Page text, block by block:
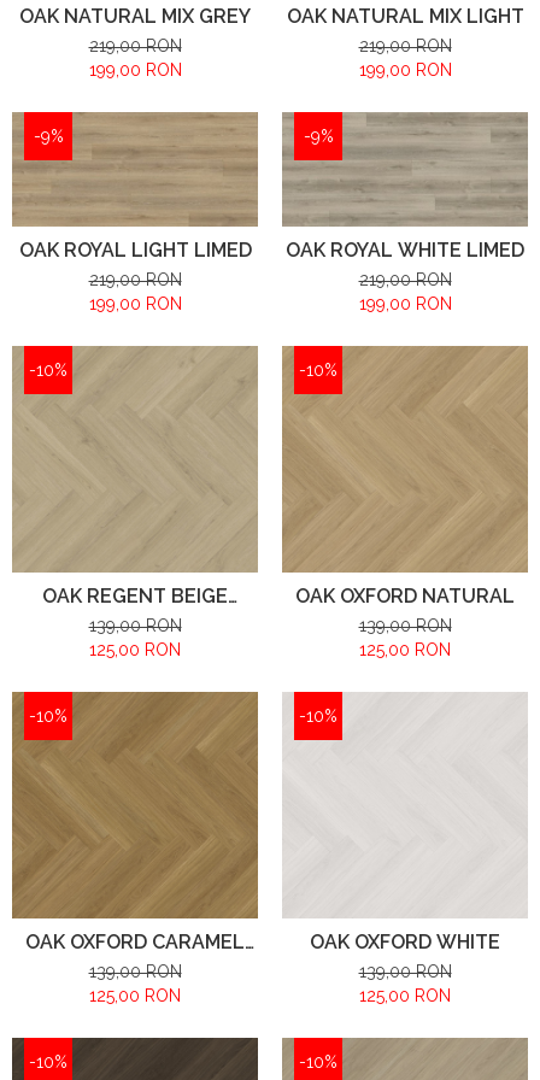
OAK NATURAL MIX GREY
219,00 RON
199,00 RON
OAK NATURAL MIX LIGHT
219,00 RON
199,00 RON
-9%
OAK ROYAL LIGHT LIMED
219,00 RON
199,00 RON
-9%
OAK ROYAL WHITE LIMED
219,00 RON
199,00 RON
-10%
OAK REGENT BEIGE
HERRINGBONE
139,00 RON
125,00 RON
-10%
OAK OXFORD NATURAL
139,00 RON
125,00 RON
-10%
OAK OXFORD CARAMEL
BROWN
139,00 RON
125,00 RON
-10%
OAK OXFORD WHITE
139,00 RON
125,00 RON
-10% -10%